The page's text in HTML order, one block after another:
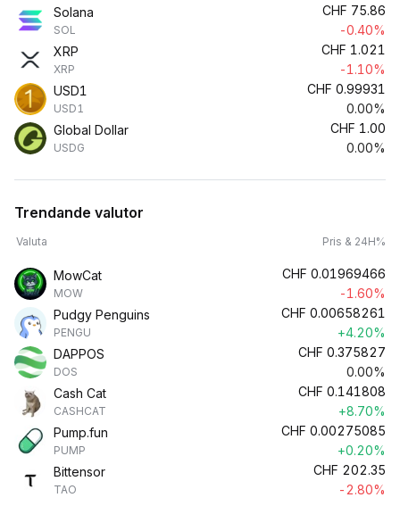
Solana
SOL
CHF 75.86
-0.40%
XRP
XRP
CHF 1.021
-1.10%
USD1
USD1
CHF 0.99931
0.00%
Global Dollar
USDG
CHF 1.00
0.00%
Trendande valutor
Valuta Pris & 24H%
MowCat
MOW
CHF 0.01969466
-1.60%
Pudgy Penguins
PENGU
CHF 0.00658261
+4.20%
DAPPOS
DOS
CHF 0.375827
0.00%
Cash Cat
CASHCAT
CHF 0.141808
+8.70%
Pump.fun
PUMP
CHF 0.00275085
+0.20%
Bittensor
TAO
CHF 202.35
-2.80%